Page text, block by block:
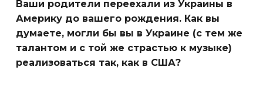
Ваши родители переехали из Украины в
Америку до вашего рождения. Как вы
думаете, могли бы вы в Украине (с тем же
талантом и с той же страстью к музыке)
реализоваться так, как в США?